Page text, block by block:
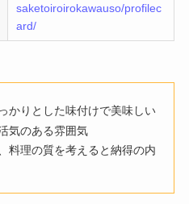
saketoiroirokawauso/profilec
ard/
かりとした味付けで美味しい
気のある雰囲気
料理の質を考えると納得の内